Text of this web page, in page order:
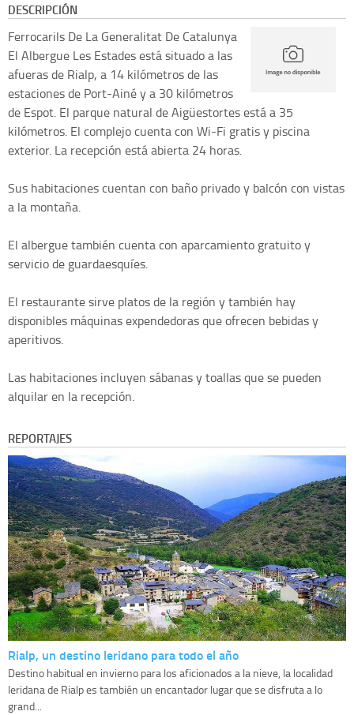
DESCRIPCIÓN
Ferrocarils De La Generalitat De Catalunya
El Albergue Les Estades está situado a las
afueras de Rialp, a 14 kilómetros de las
estaciones de Port-Ainé y a 30 kilómetros
de Espot. El parque natural de Aigüestortes está a 35
kilómetros. El complejo cuenta con Wi-Fi gratis y piscina
exterior. La recepción está abierta 24 horas.
Sus habitaciones cuentan con baño privado y balcón con vistas
a la montaña.
El albergue también cuenta con aparcamiento gratuito y
servicio de guardaesquíes.
El restaurante sirve platos de la región y también hay
disponibles máquinas expendedoras que ofrecen bebidas y
aperitivos.
Las habitaciones incluyen sábanas y toallas que se pueden
alquilar en la recepción.
REPORTAJES
Rialp, un destino leridano para todo el año
Destino habitual en invierno para los aficionados a la nieve, la localidad
leridana de Rialp es también un encantador lugar que se disfruta a lo
grand...